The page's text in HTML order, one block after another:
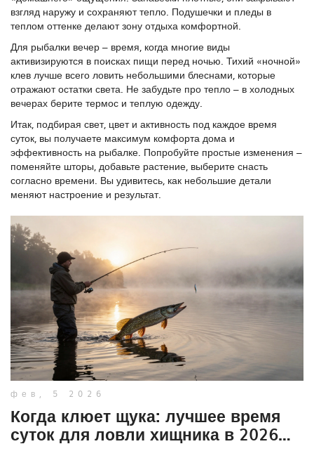
взгляд наружу и сохраняют тепло. Подушечки и пледы в
теплом оттенке делают зону отдыха комфортной.
Для рыбалки вечер – время, когда многие виды
активизируются в поисках пищи перед ночью. Тихий «ночной»
клев лучше всего ловить небольшими блеснами, которые
отражают остатки света. Не забудьте про тепло – в холодных
вечерах берите термос и теплую одежду.
Итак, подбирая свет, цвет и активность под каждое время
суток, вы получаете максимум комфорта дома и
эффективность на рыбалке. Попробуйте простые изменения –
поменяйте шторы, добавьте растение, выберите снасть
согласно времени. Вы удивитесь, как небольшие детали
меняют настроение и результат.
фев, 5 2026
Когда клюет щука: лучшее время
суток для ловли хищника в 2026